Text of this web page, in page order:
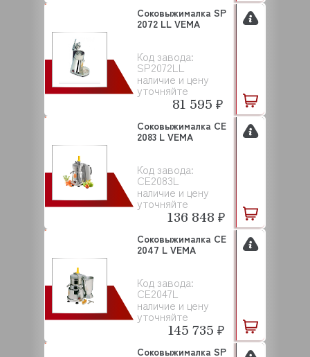
Код завода:
SP2072LL
наличие и цену
уточняйте
Соковыжималка SP
2072 LL VEMA
81 595 ₽
Код завода:
CE2083L
наличие и цену
уточняйте
Соковыжималка CE
2083 L VEMA
136 848 ₽
Код завода:
CE2047L
наличие и цену
уточняйте
Соковыжималка CE
2047 L VEMA
145 735 ₽
Соковыжималка SP